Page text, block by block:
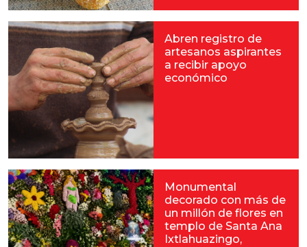
Abren registro de
artesanos aspirantes
a recibir apoyo
económico
Monumental
decorado con más de
un millón de flores en
templo de Santa Ana
Ixtlahuazingo,